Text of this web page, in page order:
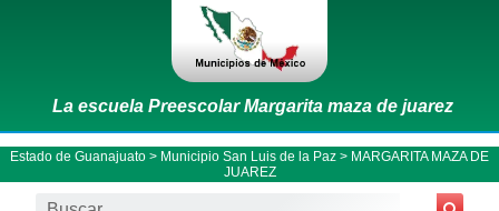
La escuela Preescolar Margarita maza de juarez
Estado de Guanajuato > Municipio San Luis de la Paz > MARGARITA MAZA DE
JUAREZ